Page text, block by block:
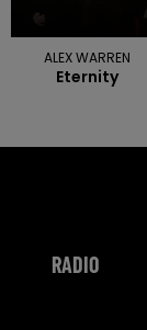
ALEX WARREN
Eternity
RADIO